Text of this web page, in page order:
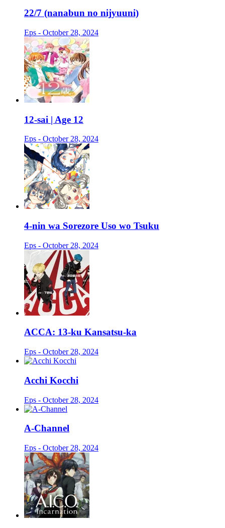
22/7 (nanabun no nijyuuni)
Eps - October 28, 2024
12-sai | Age 12
Eps - October 28, 2024
4-nin wa Sorezore Uso wo Tsuku
Eps - October 28, 2024
ACCA: 13-ku Kansatsu-ka
Eps - October 28, 2024
Acchi Kocchi
Eps - October 28, 2024
A-Channel
Eps - October 28, 2024